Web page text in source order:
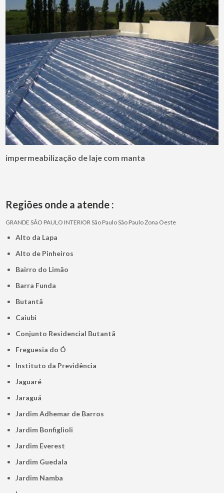
impermeabilização de laje com manta
Regiões onde a atende :
GRANDE SÃO PAULO INTERIORSão PauloSão PauloZona Oeste
Alto da Lapa
Alto de Pinheiros
Bairro do Limão
Barra Funda
Butantã
Caiubi
Conjunto Residencial Butantã
Freguesia do Ó
Instituto da Previdência
Jaguaré
Jaraguá
Jardim Adhemar de Barros
Jardim Bonfiglioli
Jardim Everest
Jardim Guedala
Jardim Namba